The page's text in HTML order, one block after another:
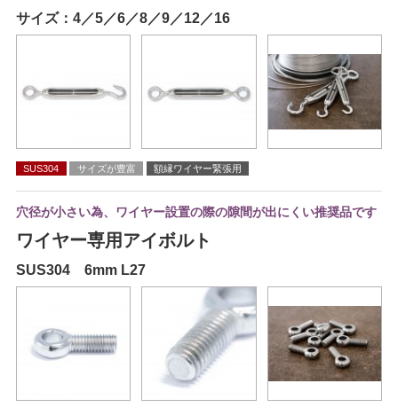
サイズ：4／5／6／8／9／12／16
SUS304 サイズが豊富 額縁ワイヤー緊張用
穴径が小さい為、ワイヤー設置の際の隙間が出にくい推奨品です
ワイヤー専用アイボルト
SUS304 6mm L27